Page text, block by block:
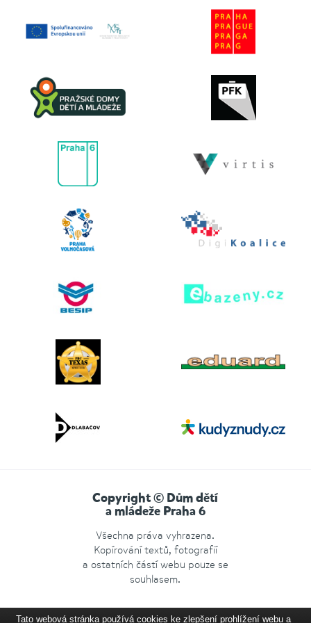
Copyright © Dům dětí
a mládeže Praha 6
Všechna práva vyhrazena.
Kopírování textů, fotografií
a ostatních částí webu pouze se
souhlasem.
Tato webová stránka používá cookies ke zlepšení prohlížení webu a